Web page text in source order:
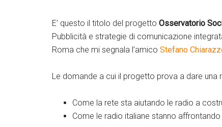
E’ questo il titolo del progetto Osservatorio
Pubblicità e strategie di comunicazione
Roma che mi segnala l’amico Stefano
Le domande a cui il progetto prova a dare una
Come la rete sta aiutando le radio a
Come le radio italiane stanno